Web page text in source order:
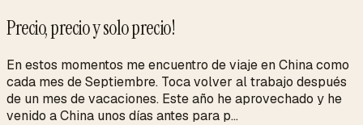
Precio, precio y solo precio!
En estos momentos me encuentro de viaje en China como
cada mes de Septiembre. Toca volver al trabajo después
de un mes de vacaciones. Este año he aprovechado y he
venido a China unos días antes para p...